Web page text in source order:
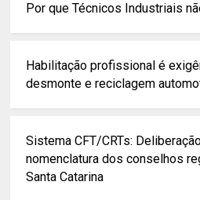
Por que Técnicos Industriais
Habilitação profissional é
desmonte e reciclagem
Sistema CFT/CRTs:
nomenclatura dos conselhos
Santa Catarina